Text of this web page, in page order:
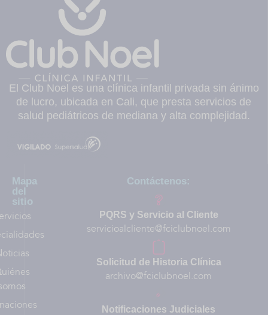
El Club Noel es una clínica infantil privada sin ánimo
de lucro, ubicada en Cali, que presta servicios de
salud pediátricos de mediana y alta complejidad.
Mapa
del
sitio
Contáctenos:
PQRS y Servicio al Cliente
servicioalcliente@fciclubnoel.com
Solicitud de Historia Clínica
archivo@fciclubnoel.com
Notificaciones Judiciales